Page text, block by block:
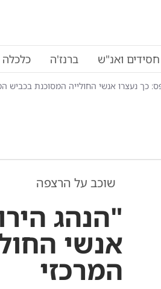
חסידים ואנ"ש ברנז'ה כלכלה
כך נעצרו אנשי החולייה המסוכנת בכביש
שוכב על הרצפה
"הנהג
אנשי
המרכזי